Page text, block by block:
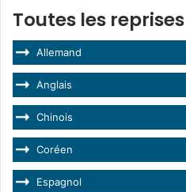
Toutes les
Allemand
Anglais
Chinois
Coréen
Espagnol